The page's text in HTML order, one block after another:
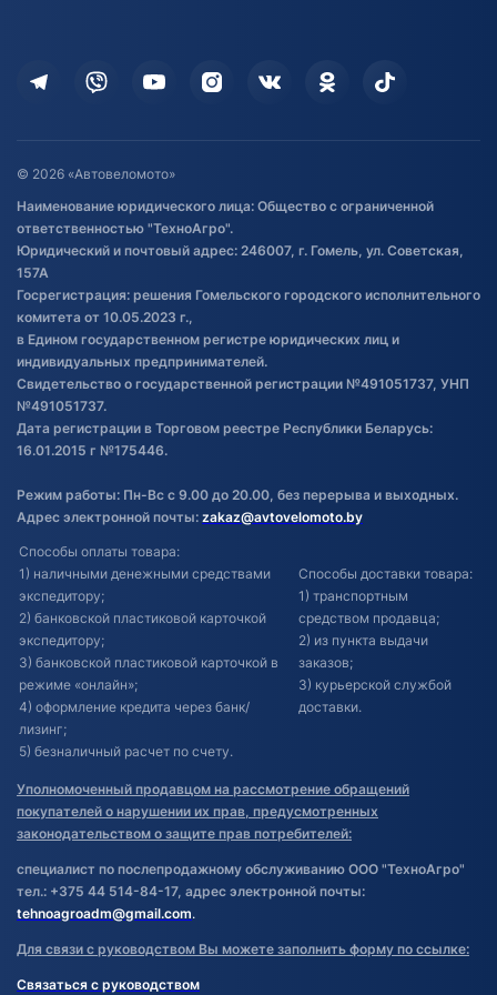
Доставка
Дополнительные услуги
Оставить отзыв
Договор публичной оферты
Обработка файлов cookie
Постановка транспорта на учет
Обновления в ЭПТС 2024
Здоровье
© 2026 «Автовеломото»
Наименование юридического лица: Общество с ограниченной
ответственностью "ТехноАгро".
Юридический и почтовый адрес: 246007, г. Гомель, ул. Советская,
157А
Госрегистрация: решения Гомельского городского исполнительного
комитета от 10.05.2023 г.,
в Едином государственном регистре юридических лиц и
индивидуальных предпринимателей.
Свидетельство о государственной регистрации №491051737, УНП
№491051737.
Дата регистрации в Торговом реестре Республики Беларусь:
16.01.2015 г №175446.
Режим работы: Пн-Вс с 9.00 до 20.00, без перерыва и выходных.
Адрес электронной почты: zakaz@avtovelomoto.by
Способы оплаты товара:
1) наличными денежными средствами
экспедитору;
2) банковской пластиковой карточкой
экспедитору;
3) банковской пластиковой карточкой в
режиме «онлайн»;
4) оформление кредита через банк/
лизинг;
5) безналичный расчет по счету.
Способы доставки товара:
1) транспортным
средством продавца;
2) из пункта выдачи
заказов;
3) курьерской службой
доставки.
Уполномоченный продавцом на рассмотрение обращений
покупателей о нарушении их прав, предусмотренных
законодательством о защите прав потребителей:
специалист по послепродажному обслуживанию ООО "ТехноАгро"
тел.: +375 44 514-84-17, адрес электронной почты:
tehnoagroadm@gmail.com.
Для связи с руководством Вы можете заполнить форму по ссылке:
Связаться с руководством